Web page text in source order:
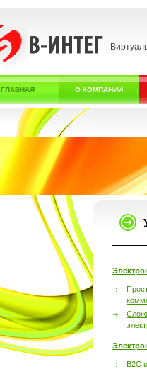
ГЛАВНАЯ О КОМПАНИИ
B2C